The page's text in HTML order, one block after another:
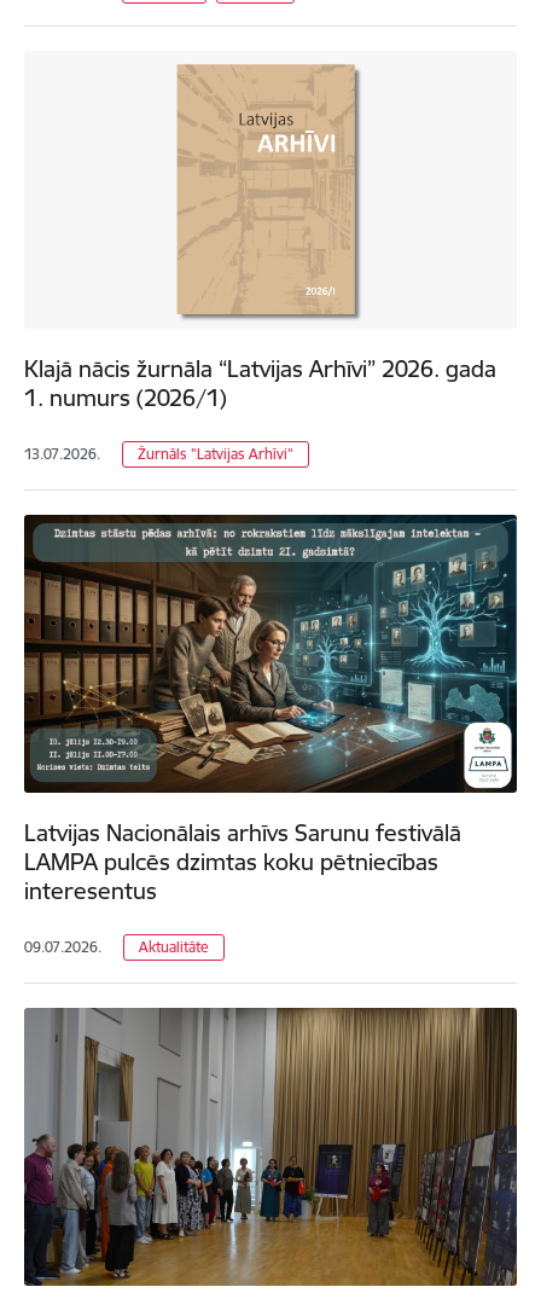
Klajā nācis žurnāla “Latvijas Arhīvi” 2026. gada
1. numurs (2026/1)
13.07.2026. Žurnāls "Latvijas Arhīvi"
Latvijas Nacionālais arhīvs Sarunu festivālā
LAMPA pulcēs dzimtas koku pētniecības
interesentus
09.07.2026. Aktualitāte